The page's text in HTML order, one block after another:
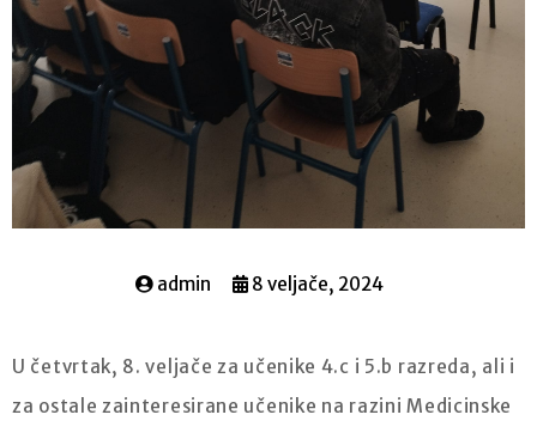
admin 8 veljače, 2024
U četvrtak, 8. veljače za učenike 4.c i 5.b razreda, ali i
za ostale zainteresirane učenike na razini Medicinske